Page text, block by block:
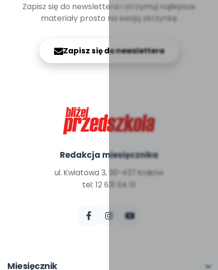
Zapisz się do newslettera i otrzymuj najlepsze
materiały prosto na swoją skrzynkę
Zapisz się do newslettera
Redakcja miesięcznika
ul. Kwiatowa 3, 30-437 Kraków
tel: 12 631 04 10
Miesięcznik